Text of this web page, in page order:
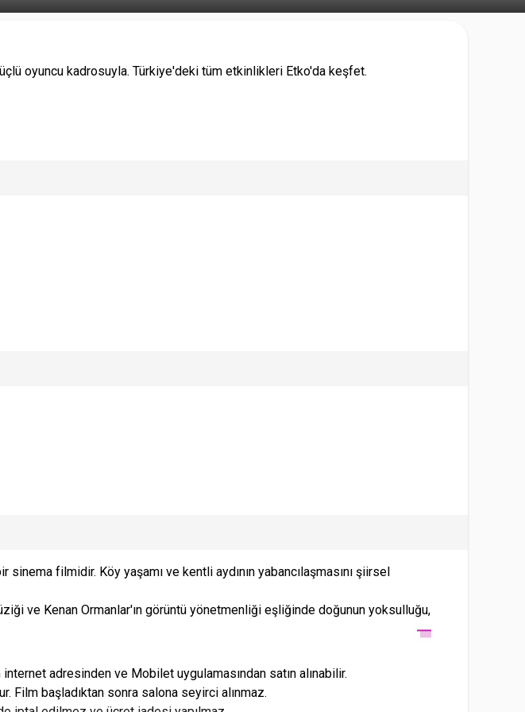
oyuncu kadrosuyla. Türkiye'deki tüm etkinlikleri Etko'da keşfet.
filmidir. Köy yaşamı ve kentli aydının yabancılaşmasını şiirsel
ve Kenan Ormanlar'ın görüntü yönetmenliği eşliğinde doğunun yoksulluğu,
adresinden ve Mobilet uygulamasından satın alınabilir.
Film başladıktan sonra salona seyirci alınmaz.